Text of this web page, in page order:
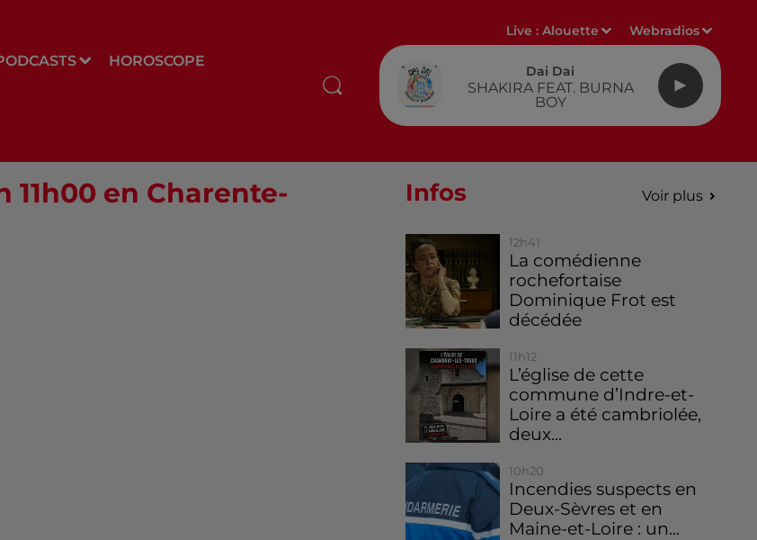
HOROSCOPE
Live :Alouette Webradios
Dai Dai
SHAKIRA FEAT. BURNA
BOY
en Charente-
Infos Voir plus
12h41
La comédienne
rochefortaise
Dominique Frot est
décédée
11h12
L’église de cette
commune d’Indre-et-
Loire a été cambriolée,
deux...
10h20
Incendies suspects en
Deux-Sèvres et en
Maine-et-Loire : un...